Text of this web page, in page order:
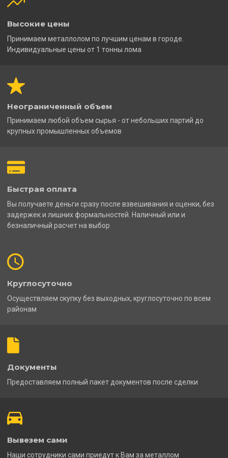
Высокие цены
Принимаем металлолом по лучшим ценам в городе.
Индивидуальные цены от 1 тонны лома
Неограниченный объем
Принимаем любой объем сырья - от небольших партий до
крупных промышленных объемов
Быстрая оплата
Вы получаете деньги сразу после взвешивания и оценки, без
задержек и лишних формальностей. Наличный или и
безналичный расчет на выбор
Круглосуточно
Осуществляем скупку без выходных, круглосуточно по всем
районам
Документы
Предоставляем полный пакет документов после сделки
Вывезем сами
Наши сотрудники сами приедут к Вам за металлом